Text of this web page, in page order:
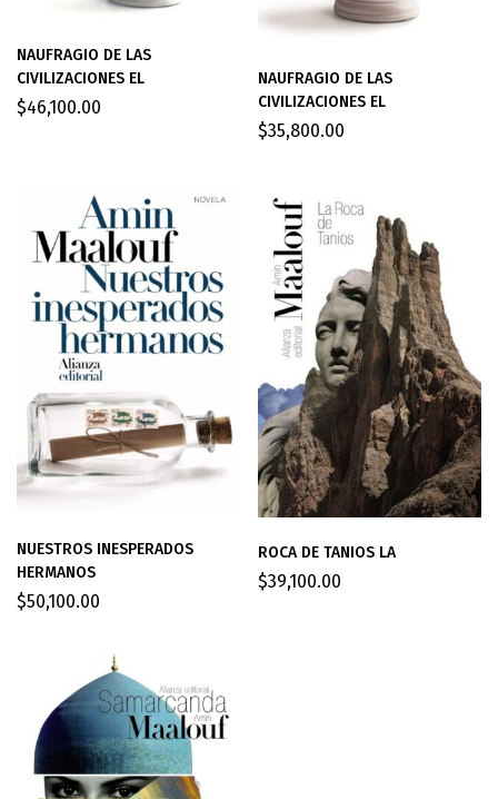
NAUFRAGIO DE LAS
CIVILIZACIONES EL
$46,100.00
NAUFRAGIO DE LAS
CIVILIZACIONES EL
$35,800.00
NUESTROS INESPERADOS
HERMANOS
$50,100.00
ROCA DE TANIOS LA
$39,100.00